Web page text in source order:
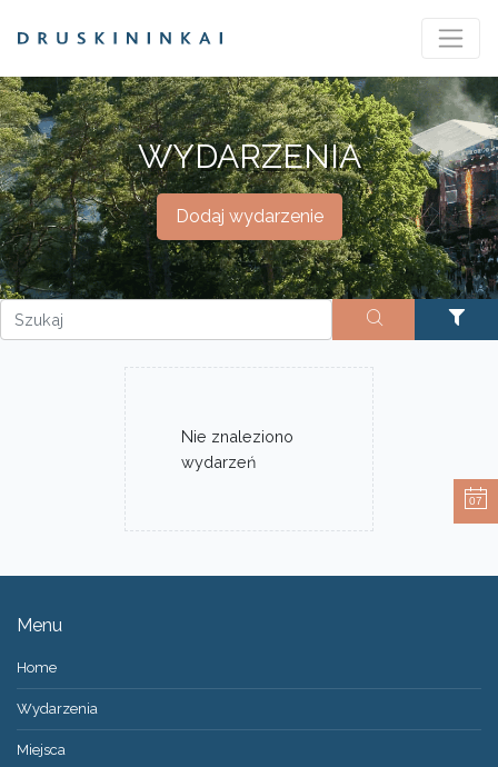
WYDARZENIA
Dodaj wydarzenie
Nie znaleziono
wydarzeń
Menu
Home
Wydarzenia
Miejsca
07